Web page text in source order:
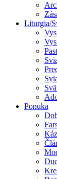
Liturgia/
Ponuka